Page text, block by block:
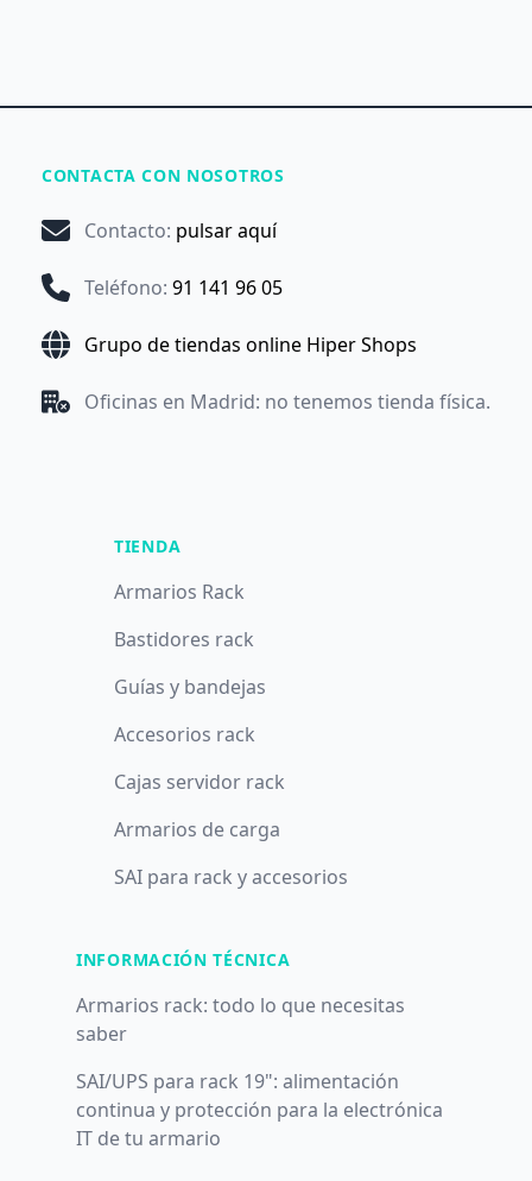
CONTACTA CON NOSOTROS
Contacto: pulsar aquí
Teléfono: 91 141 96 05
Grupo de tiendas online Hiper Shops
Oficinas en Madrid: no tenemos tienda física.
TIENDA
Armarios Rack
Bastidores rack
Guías y bandejas
Accesorios rack
Cajas servidor rack
Armarios de carga
SAI para rack y accesorios
INFORMACIÓN TÉCNICA
Armarios rack: todo lo que necesitas
saber
SAI/UPS para rack 19": alimentación
continua y protección para la electrónica
IT de tu armario